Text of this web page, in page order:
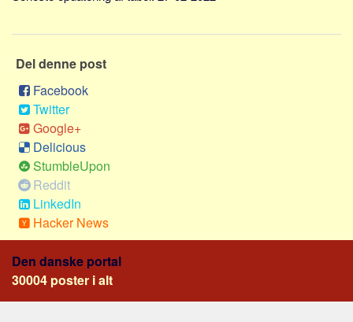
Emner
Skribenter
Personer
Steder
Kilder
Om
Webstedet
Forhistorien
Del denne post
Facebook
Twitter
Google+
Delicious
StumbleUpon
Reddit
LinkedIn
Hacker News
Den danske portal
30004 poster i alt